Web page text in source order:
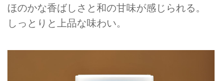
ほのかな香ばしさと和の甘味が感じられる。
しっとりと上品な味わい。